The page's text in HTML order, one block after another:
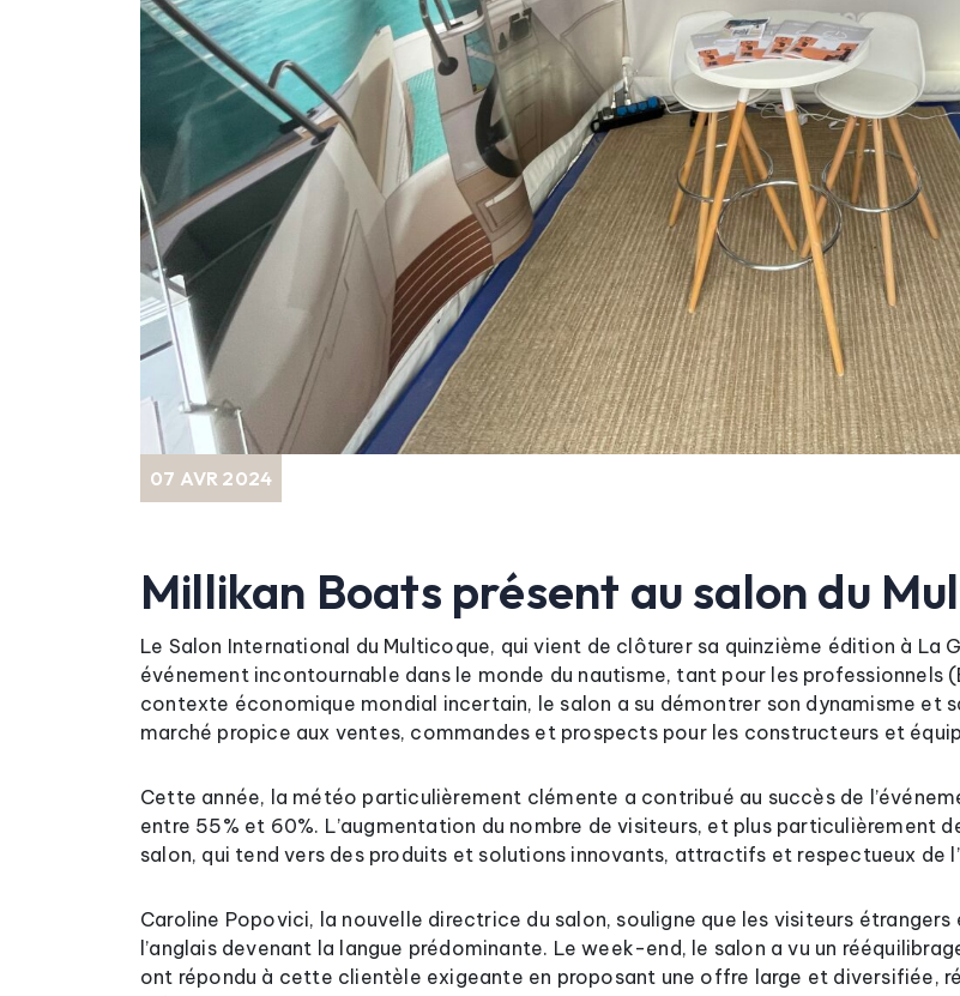
07 AVR 2024
Millikan Boats présent au salon du
Le Salon International du Multicoque, qui vient de clôturer sa quinzième édition à La
événement incontournable dans le monde du nautisme, tant pour les professionnels
contexte économique mondial incertain, le salon a su démontrer son dynamisme et
marché propice aux ventes, commandes et prospects pour les constructeurs et
Cette année, la météo particulièrement clémente a contribué au succès de
entre 55% et 60%. L’augmentation du nombre de visiteurs, et plus particulièrement
salon, qui tend vers des produits et solutions innovants, attractifs et respectueux de
Caroline Popovici, la nouvelle directrice du salon, souligne que les visiteurs
l’anglais devenant la langue prédominante. Le week-end, le salon a vu un
ont répondu à cette clientèle exigeante en proposant une offre large et diversifiée,